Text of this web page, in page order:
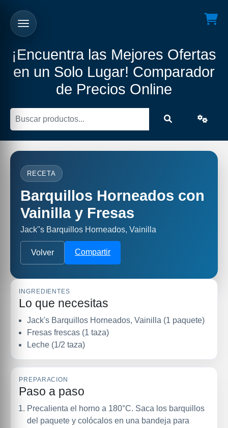
¡Encuentra las Mejores Ofertas
en un Solo Lugar! Comparador
de Precios Online
RECETA
Barquillos Horneados con
Vainilla y Fresas
Jack''s Barquillos Horneados, Vainilla
Volver Compartir
INGREDIENTES
Lo que necesitas
Jack's Barquillos Horneados, Vainilla (1 paquete)
Fresas frescas (1 taza)
Leche (1/2 taza)
PREPARACION
Paso a paso
Precalienta el horno a 180°C. Saca los barquillos
del paquete y colócalos en una bandeja para